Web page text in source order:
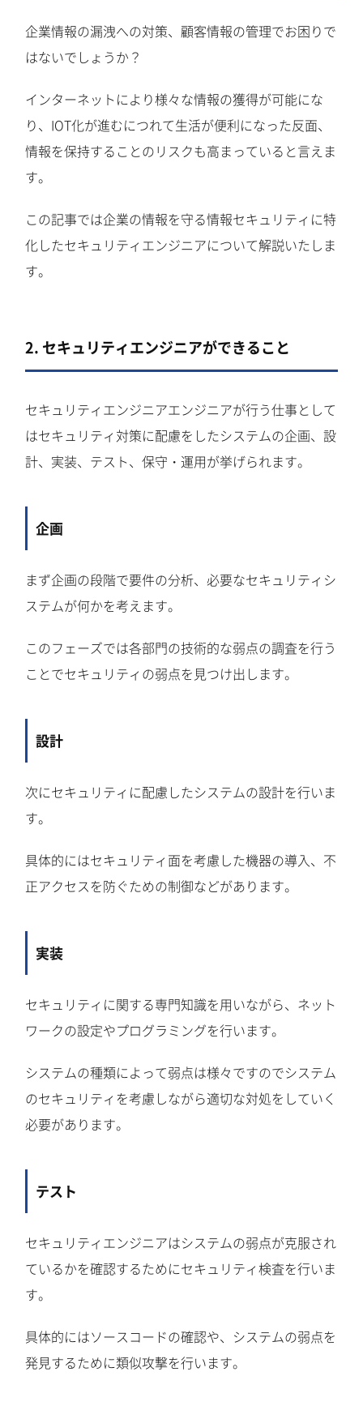
企業情報の漏洩への対策、顧客情報の管理でお困りで
はないでしょうか？
インターネットにより様々な情報の獲得が可能にな
り、IOT化が進むにつれて生活が便利になった反面、
情報を保持することのリスクも高まっていると言えま
す。
この記事では企業の情報を守る情報セキュリティに特
化したセキュリティエンジニアについて解説いたしま
す。
2. セキュリティエンジニアができること
セキュリティエンジニアエンジニアが行う仕事として
はセキュリティ対策に配慮をしたシステムの企画、設
計、実装、テスト、保守・運用が挙げられます。
企画
まず企画の段階で要件の分析、必要なセキュリティシ
ステムが何かを考えます。
このフェーズでは各部門の技術的な弱点の調査を行う
ことでセキュリティの弱点を見つけ出します。
設計
次にセキュリティに配慮したシステムの設計を行いま
す。
具体的にはセキュリティ面を考慮した機器の導入、不
正アクセスを防ぐための制御などがあります。
実装
セキュリティに関する専門知識を用いながら、ネット
ワークの設定やプログラミングを行います。
システムの種類によって弱点は様々ですのでシステム
のセキュリティを考慮しながら適切な対処をしていく
必要があります。
テスト
セキュリティエンジニアはシステムの弱点が克服され
ているかを確認するためにセキュリティ検査を行いま
す。
具体的にはソースコードの確認や、システムの弱点を
発見するために類似攻撃を行います。